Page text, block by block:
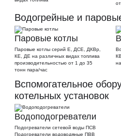
Водогрейные и
Паровые котлы
Паровые котлы серий Е, ДСЕ, ДКВр,
КЕ, ДЕ на различных видах топлива
производительностью от 1 до 35
тонн пара/час
Вспомогательное
котельных установок
Водоподогреватели
Подогреватели сетевой воды ПСВ
Подогреватели водоводяные ПВВ